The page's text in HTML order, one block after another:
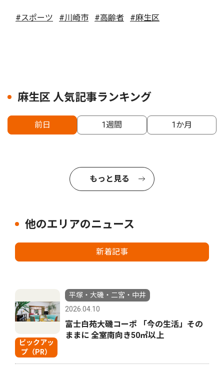
#スポーツ #川崎市 #高齢者 #麻生区
麻生区 人気記事ランキング
前日 1週間 1か月
もっと見る
他のエリアのニュース
新着記事
ピックアッ
プ（PR）
平塚・大磯・二宮・中井
2026.04.10
富士白苑大磯コーポ 「今の生活」その
ままに 全室南向き50㎡以上